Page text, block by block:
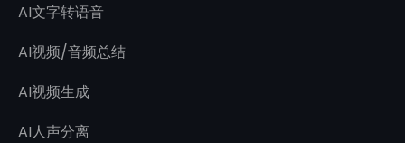
AI文字转语音
AI视频/音频总结
AI视频生成
AI人声分离